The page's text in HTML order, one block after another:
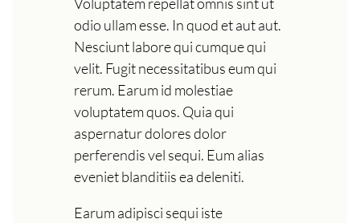
odio ullam esse. In quod et aut aut.
Nesciunt labore qui cumque qui
velit. Fugit necessitatibus eum qui
rerum. Earum id molestiae
voluptatem quos. Quia qui
aspernatur dolores dolor
perferendis vel sequi. Eum alias
eveniet blanditiis ea deleniti.
Earum adipisci sequi iste